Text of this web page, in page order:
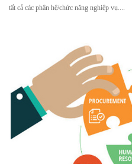
tất cả các phân hệ/chức năng nghiệp vụ....